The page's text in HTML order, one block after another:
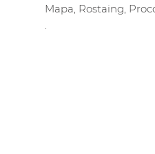
Mapa, Rostaing,
.